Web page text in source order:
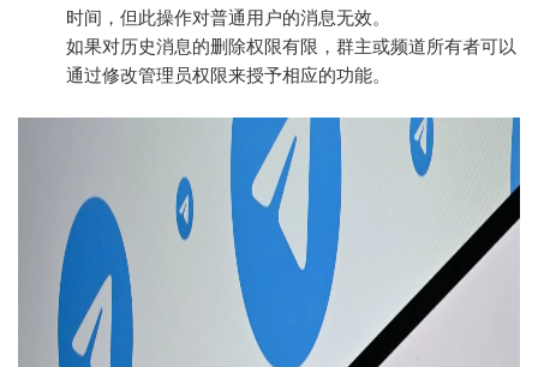
时间，但此操作对普通用户的消息无效。
如果对历史消息的删除权限有限，群主或频道所有者可以
通过修改管理员权限来授予相应的功能。